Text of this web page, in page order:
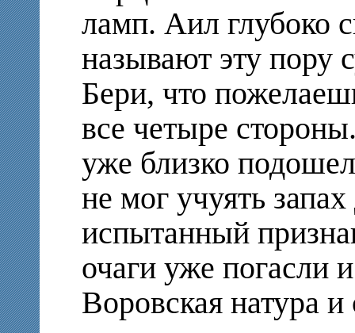
ламп. Аил
называют эту пору
Бери, что
все четыре
уже близко
не мог учуять
испытанный
очаги уже погасли
Воровская натура и